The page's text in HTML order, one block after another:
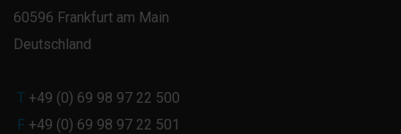
60596 Frankfurt am Main
Deutschland
T +49 (0) 69 98 97 22 500
F +49 (0) 69 98 97 22 501